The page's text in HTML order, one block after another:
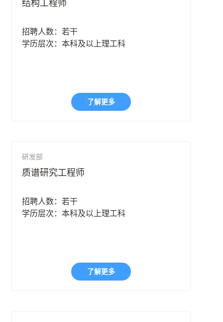
结构工程师
招聘人数：若干
学历层次：本科及以上理工科
了解更多
研发部
质谱研究工程师
招聘人数：若干
学历层次：本科及以上理工科
了解更多